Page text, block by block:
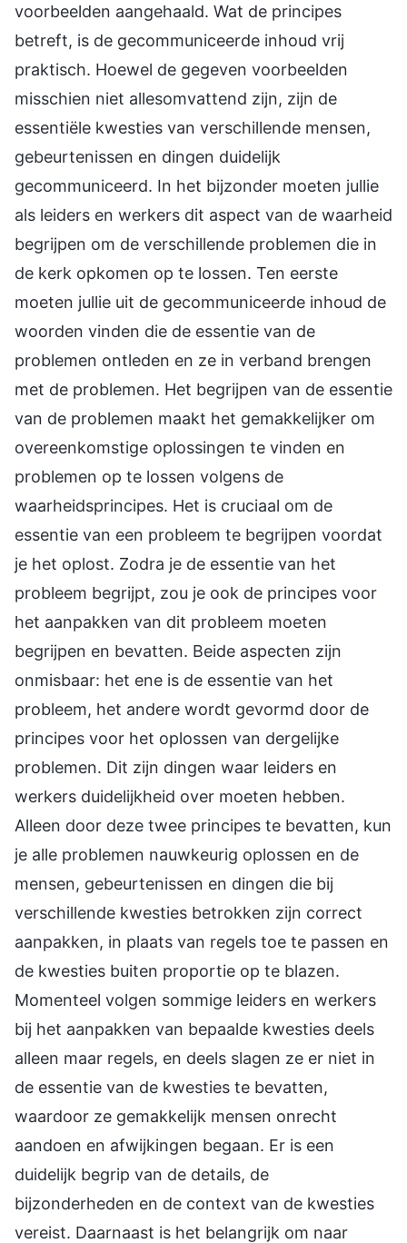
voorbeelden aangehaald. Wat de principes
betreft, is de gecommuniceerde inhoud vrij
praktisch. Hoewel de gegeven voorbeelden
misschien niet allesomvattend zijn, zijn de
essentiële kwesties van verschillende mensen,
gebeurtenissen en dingen duidelijk
gecommuniceerd. In het bijzonder moeten jullie
als leiders en werkers dit aspect van de waarheid
begrijpen om de verschillende problemen die in
de kerk opkomen op te lossen. Ten eerste
moeten jullie uit de gecommuniceerde inhoud de
woorden vinden die de essentie van de
problemen ontleden en ze in verband brengen
met de problemen. Het begrijpen van de essentie
van de problemen maakt het gemakkelijker om
overeenkomstige oplossingen te vinden en
problemen op te lossen volgens de
waarheidsprincipes. Het is cruciaal om de
essentie van een probleem te begrijpen voordat
je het oplost. Zodra je de essentie van het
probleem begrijpt, zou je ook de principes voor
het aanpakken van dit probleem moeten
begrijpen en bevatten. Beide aspecten zijn
onmisbaar: het ene is de essentie van het
probleem, het andere wordt gevormd door de
principes voor het oplossen van dergelijke
problemen. Dit zijn dingen waar leiders en
werkers duidelijkheid over moeten hebben.
Alleen door deze twee principes te bevatten, kun
je alle problemen nauwkeurig oplossen en de
mensen, gebeurtenissen en dingen die bij
verschillende kwesties betrokken zijn correct
aanpakken, in plaats van regels toe te passen en
de kwesties buiten proportie op te blazen.
Momenteel volgen sommige leiders en werkers
bij het aanpakken van bepaalde kwesties deels
alleen maar regels, en deels slagen ze er niet in
de essentie van de kwesties te bevatten,
waardoor ze gemakkelijk mensen onrecht
aandoen en afwijkingen begaan. Er is een
duidelijk begrip van de details, de
bijzonderheden en de context van de kwesties
vereist. Daarnaast is het belangrijk om naar